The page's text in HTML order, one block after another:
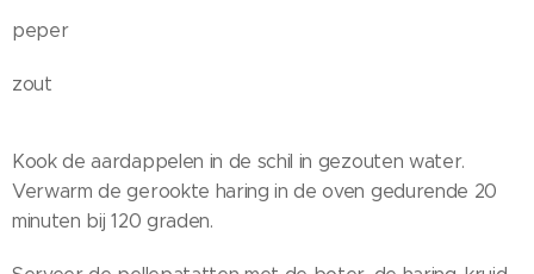
peper
zout
Kook de aardappelen in de schil in gezouten water.
Verwarm de gerookte haring in de oven gedurende 20
minuten bij 120 graden.